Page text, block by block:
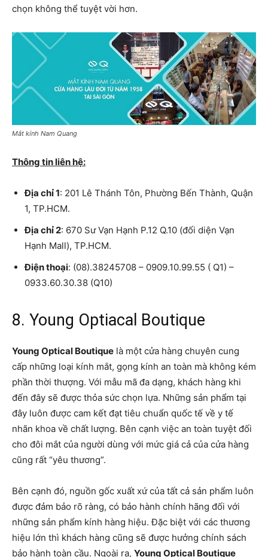
chọn không thể tuyệt vời hơn.
Mắt kính Nam Quang
Thông tin liên hệ:
Địa chỉ 1: 201 Lê Thánh Tôn, Phường Bến Thành, Quận
1, TP.HCM.
Địa chỉ 2: 670 Sư Vạn Hạnh P.12 Q.10 (đối diện Vạn
Hạnh Mall), TP.HCM.
Điện thoại: (08).38245708 – 0909.10.99.55 ( Q1) –
0933.60.30.38 (Q10)
8. Young Optiacal Boutique
Young Optical Boutique là một cửa hàng chuyên cung
cấp những loại kính mắt, gọng kính an toàn mà không kém
phần thời thượng. Với mẫu mã đa dạng, khách hàng khi
đến đây sẽ được thỏa sức chọn lựa. Những sản phẩm tại
đây luôn được cam kết đạt tiêu chuẩn quốc tế về y tế
nhãn khoa về chất lượng. Bên cạnh việc an toàn tuyệt đối
cho đôi mắt của người dùng với mức giá cả của cửa hàng
cũng rất “yêu thương”.
Bên cạnh đó, nguồn gốc xuất xứ của tất cả sản phẩm luôn
được đảm bảo rõ ràng, có bảo hành chính hãng đối với
những sản phẩm kính hàng hiệu. Đặc biệt với các thương
hiệu lớn thì khách hàng cũng sẽ được hưởng chính sách
bảo hành toàn cầu. Ngoài ra, Young Optical Boutique